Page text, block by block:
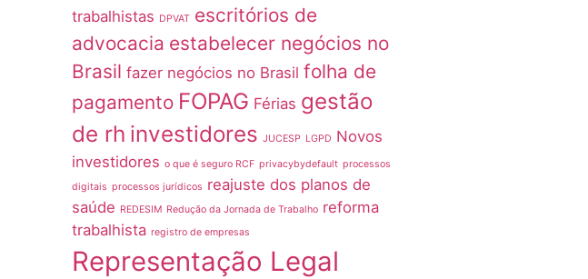
trabalhistas DPVAT escritórios de
advocacia estabelecer negócios no
Brasil fazer negócios no Brasil folha de
pagamento FOPAG Férias gestão
de rh investidores JUCESP LGPD Novos
investidores o que é seguro RCF privacybydefault processos
digitais processos jurídicos reajuste dos planos de
saúde REDESIM Redução da Jornada de Trabalho reforma
trabalhista registro de empresas
Representação Legal